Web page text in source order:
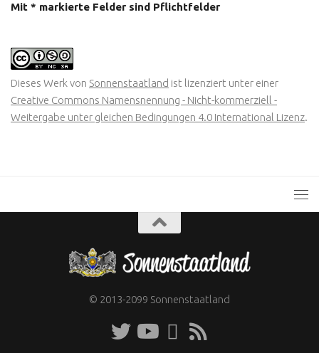
Mit * markierte Felder sind Pflichtfelder
Dieses Werk von Sonnenstaatland ist lizenziert unter einer
Creative Commons Namensnennung - Nicht-kommerziell -
Weitergabe unter gleichen Bedingungen 4.0 International Lizenz.
© 2013-2099 Sonnenstaatland